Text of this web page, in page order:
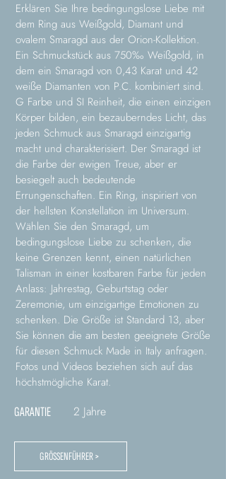
Erklären Sie Ihre bedingungslose Liebe mit
dem Ring aus Weißgold, Diamant und
ovalem Smaragd aus der Orion-Kollektion.
Ein Schmuckstück aus 750‰ Weißgold, in
dem ein Smaragd von 0,43 Karat und 42
weiße Diamanten von P.C. kombiniert sind.
G Farbe und SI Reinheit, die einen einzigen
Körper bilden, ein bezauberndes Licht, das
jeden Schmuck aus Smaragd einzigartig
macht und charakterisiert. Der Smaragd ist
die Farbe der ewigen Treue, aber er
besiegelt auch bedeutende
Errungenschaften. Ein Ring, inspiriert von
der hellsten Konstellation im Universum.
Wählen Sie den Smaragd, um
bedingungslose Liebe zu schenken, die
keine Grenzen kennt, einen natürlichen
Talisman in einer kostbaren Farbe für jeden
Anlass: Jahrestag, Geburtstag oder
Zeremonie, um einzigartige Emotionen zu
schenken. Die Größe ist Standard 13, aber
Sie können die am besten geeignete Größe
für diesen Schmuck Made in Italy anfragen.
Fotos und Videos beziehen sich auf das
höchstmögliche Karat.
GARANTIE 2 Jahre
GRÖSSENFÜHRER >